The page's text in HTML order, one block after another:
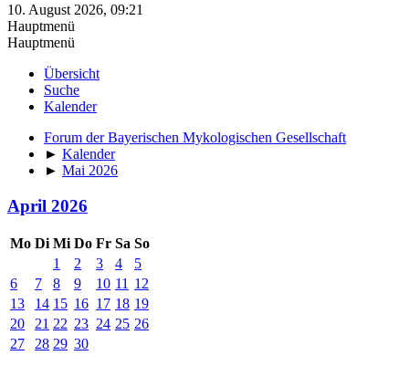
10. August 2026, 09:21
Hauptmenü
Hauptmenü
Übersicht
Suche
Kalender
Forum der Bayerischen Mykologischen Gesellschaft
► Kalender
► Mai 2026
April 2026
Mo Di Mi Do Fr Sa So
1
2 3 4
5
6
7 8 9 10 11 12
13
14 15 16 17 18 19
20
21 22 23 24 25 26
27
28 29 30